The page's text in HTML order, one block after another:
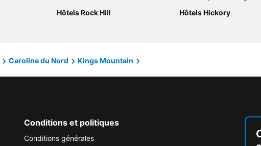
Hôtels Rock Hill
Hôtels Hickory
Caroline du Nord
Kings Mountain
Conditions et politiques
Conditions générales